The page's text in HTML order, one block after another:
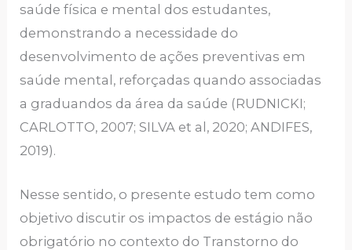
saúde física e mental dos estudantes,
demonstrando a necessidade do
desenvolvimento de ações preventivas em
saúde mental, reforçadas quando associadas
a graduandos da área da saúde (RUDNICKI;
CARLOTTO, 2007; SILVA et al, 2020; ANDIFES,
2019).
Nesse sentido, o presente estudo tem como
objetivo discutir os impactos de estágio não
obrigatório no contexto do Transtorno do